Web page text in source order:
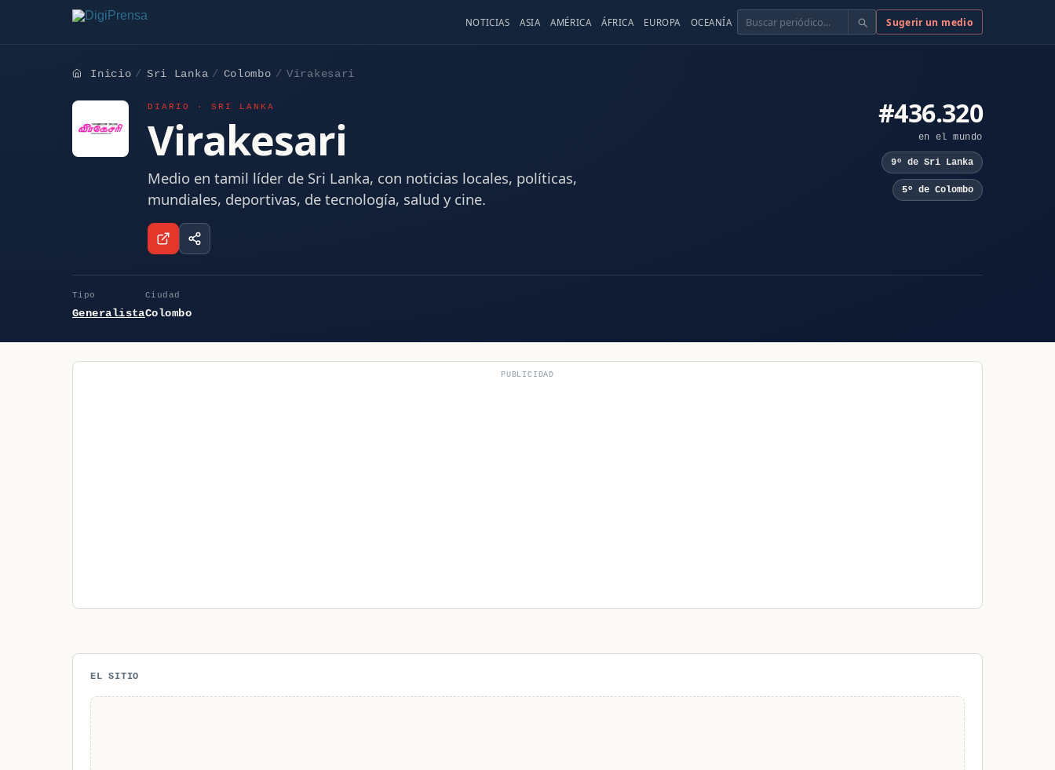
NOTICIAS ASIA AMÉRICA ÁFRICA EUROPA OCEANÍA Buscar Sugerir un medio
Inicio Sri Lanka Colombo Virakesari
DIARIO · SRI LANKA
Virakesari
Medio en tamil líder de Sri Lanka, con noticias locales, políticas,
mundiales, deportivas, de tecnología, salud y cine.
#436.320
en el mundo
9º de Sri Lanka
5º de Colombo
Tipo
Generalista
Ciudad
Colombo
PUBLICIDAD
EL SITIO